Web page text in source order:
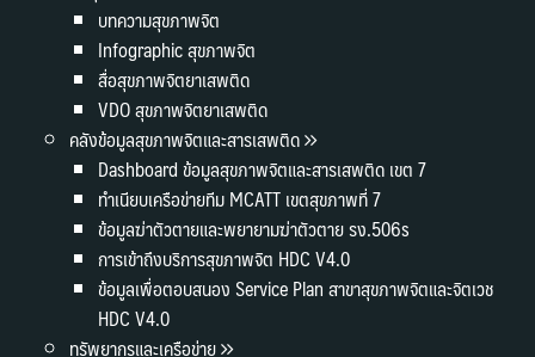
บทความสุขภาพจิต
Infographic สุขภาพจิต
สื่อสุขภาพจิตยาเสพติด
VDO สุขภาพจิตยาเสพติด
คลังข้อมูลสุขภาพจิตและสารเสพติด
Dashboard ข้อมูลสุขภาพจิตและสารเสพติด เขต 7
ทำเนียบเครือข่ายทีม MCATT เขตสุขภาพที่ 7
ข้อมูลฆ่าตัวตายและพยายามฆ่าตัวตาย รง.506s
การเข้าถึงบริการสุขภาพจิต HDC V4.0
ข้อมูลเพื่อตอบสนอง Service Plan สาขาสุขภาพจิตและจิตเวช
HDC V4.0
ทรัพยากรและเครือข่าย